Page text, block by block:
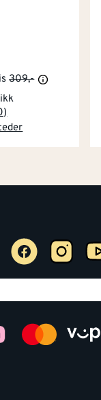
309,-